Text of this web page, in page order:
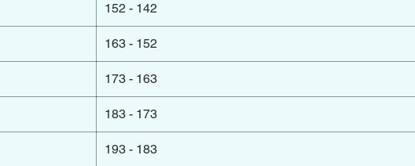
142 - 152
152 - 163
163 - 173
173 - 183
183 - 193